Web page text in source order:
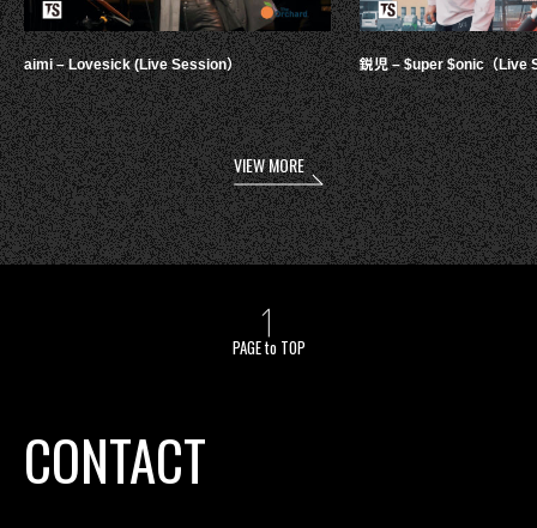
aimi – Lovesick (Live Session） 鋭児 – $uper $onic（Live
VIEW MORE
PAGE to TOP
CONTACT